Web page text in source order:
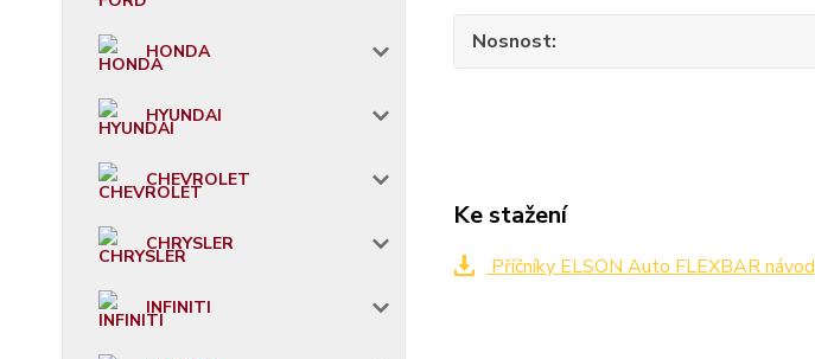
HONDA
HYUNDAI
CHEVROLET
CHRYSLER
INFINITI
Nosnost
Ke stažení
Příčníky ELSON Auto FLEXBAR návod